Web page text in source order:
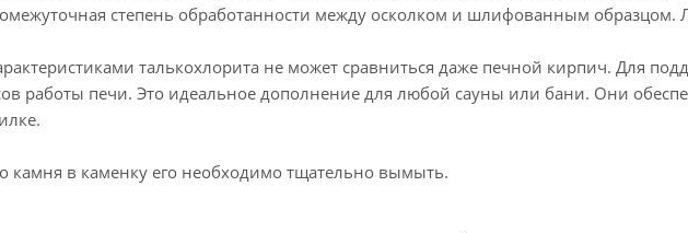
степень обработанности между осколком и шлифованным образцом.
талькохлорита не может сравниться даже печной кирпич. Для
работы печи. Это идеальное дополнение для любой сауны или бани. Они
в каменку его необходимо тщательно вымыть.